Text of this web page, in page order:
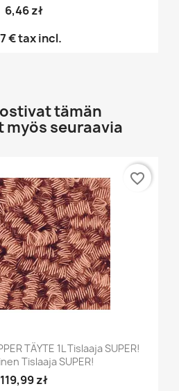
6,46 zł
€tax incl.
tämän
seuraavia
TÄYTE 1L Tislaaja SUPER!
Tislaaja SUPER!
119,99 zł
favorite_border